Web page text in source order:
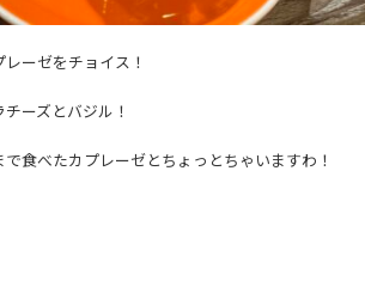
ーゼをチョイス！
ーズとバジル！
食べたカプレーゼとちょっとちゃいますわ！